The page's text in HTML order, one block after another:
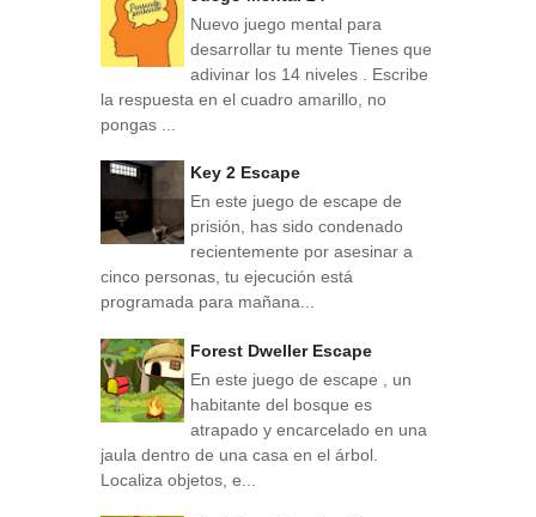
Nuevo juego mental para
desarrollar tu mente Tienes que
adivinar los 14 niveles . Escribe
la respuesta en el cuadro amarillo, no
pongas ...
Key 2 Escape
En este juego de escape de
prisión, has sido condenado
recientemente por asesinar a
cinco personas, tu ejecución está
programada para mañana...
Forest Dweller Escape
En este juego de escape , un
habitante del bosque es
atrapado y encarcelado en una
jaula dentro de una casa en el árbol.
Localiza objetos, e...